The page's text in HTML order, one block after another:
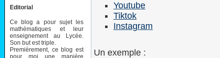
Editorial
Ce blog a pour sujet les
mathématiques et leur
enseignement au Lycée.
Son but est triple.
Premièrement, ce blog est
pour moi une manière
Youtube
Tiktok
Instagram
Un exemple :